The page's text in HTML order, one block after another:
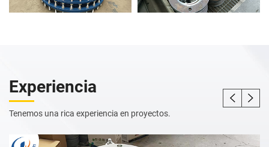
Experiencia
Tenemos una rica experiencia en proyectos.